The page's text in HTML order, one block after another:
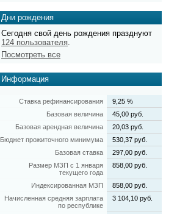
Дни рождения
Сегодня свой день рождения празднуют
124 пользователя
Посмотреть все
Информация
Ставка рефинансирования
9,25 %
Базовая величина
45,00 руб.
Базовая арендная величина
20,03 руб.
Бюджет прожиточного минимума
530,37 руб.
Базовая ставка
297,00 руб.
Размер МЗП с 1 января
текущего года
858,00 руб.
Индексированная МЗП
858,00 руб.
Начисленная средняя зарплата
по республике
3 104,10 руб.